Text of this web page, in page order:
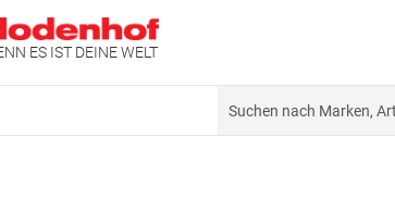
ES IST DEINE WELT